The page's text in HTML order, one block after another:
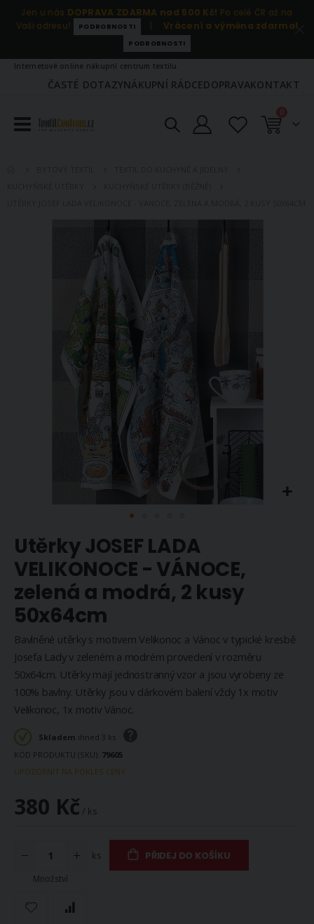
Jen u nás DOPRAVA ZDARMA nad 500 Kč! Po celé ČR až na
Vaši adresu!
PODROBNOSTI | Vrácení a výměna zdarma!
PODROBNOSTI
Internetové online nákupní centrum textilu.
ČASTÉ DOTAZYNÁKUPNÍ RÁDCEDOPRAVAKONTAKT
Košík
0položky
na
začátek
galerie
s
obrázky
Utěrky JOSEF LADA
VELIKONOCE - VÁNOCE,
zelená a modrá, 2 kusy
50x64cm
Bavlněné utěrky s motivem Velikonoc a Vánoc v typické kresbě
Josefa Lady v zeleném a modrém provedení v rozměru
50x64cm. Utěrky mají jednostranný vzor a jsou vyrobeny ze
100% bavlny. Utěrky jsou v dárkovém balení vždy 1x motiv
Velikonoc, 1x motiv Vánoc.
Skladem ihned 3 ks
KÓD PRODUKTU (SKU) 79605
UPOZORNIT NA POKLES CENY
380 Kč / ks
Množství
ks PŘIDEJ DO KOŠÍKU